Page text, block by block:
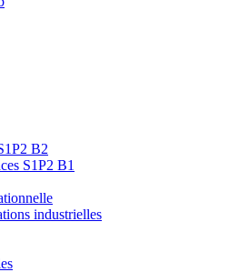
B2
S1P2 B1
industrielles